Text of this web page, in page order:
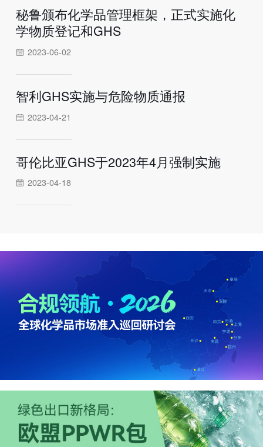
秘鲁颁布化学品管理框架，正式实施化
学物质登记和GHS
2023-06-02
智利GHS实施与危险物质通报
2023-04-21
哥伦比亚GHS于2023年4月强制实施
2023-04-18